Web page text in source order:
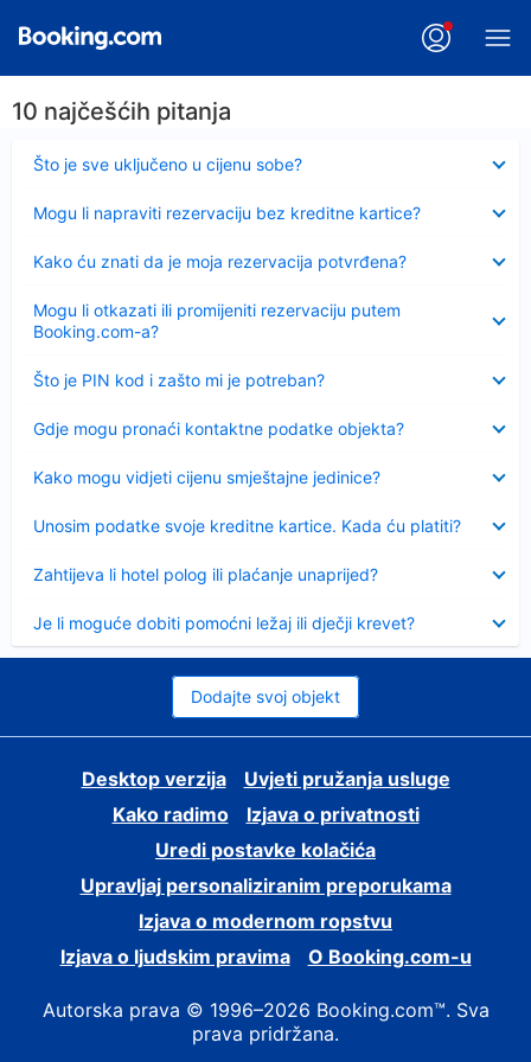
10 najčešćih pitanja
Što je sve uključeno u cijenu sobe?
Sažeto
Mogu li napraviti rezervaciju bez kreditne kartice?
Kako ću znati da je moja rezervacija potvrđena?
Mogu li otkazati ili promijeniti rezervaciju putem
Booking.com-a?
Što je PIN kod i zašto mi je potreban?
Sažeto
Gdje mogu pronaći kontaktne podatke objekta?
Kako mogu vidjeti cijenu smještajne jedinice?
Unosim podatke svoje kreditne kartice. Kada ću platiti?
Zahtijeva li hotel polog ili plaćanje unaprijed?
Je li moguće dobiti pomoćni ležaj ili dječji krevet?
Dodajte svoj objekt
Desktop verzija
Uvjeti pružanja usluge
Kako radimo
Izjava o privatnosti
Uredi postavke kolačića
Upravljaj personaliziranim preporukama
Izjava o modernom ropstvu
Izjava o ljudskim pravima
O Booking.com-u
Autorska prava © 1996–2026 Booking.com™. Sva
prava pridržana.